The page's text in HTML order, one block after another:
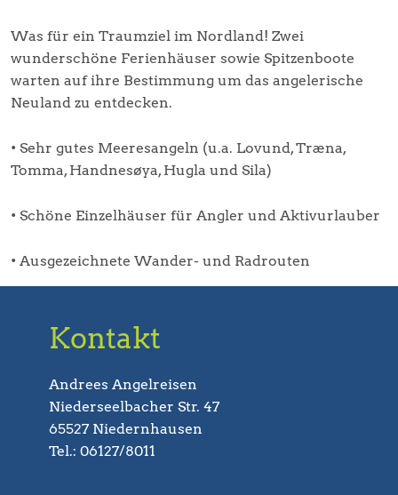
Was für ein Traumziel im Nordland! Zwei
wunderschöne Ferienhäuser sowie Spitzenboote
warten auf ihre Bestimmung um das angelerische
Neuland zu entdecken.
• Sehr gutes Meeresangeln (u.a. Lovund, Træna,
Tomma, Handnesøya, Hugla und Sila)
• Schöne Einzelhäuser für Angler und Aktivurlauber
• Ausgezeichnete Wander- und Radrouten
Kontakt
Andrees Angelreisen
Niederseelbacher Str. 47
65527 Niedernhausen
Tel.: 06127/8011